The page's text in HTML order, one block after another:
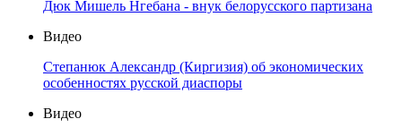
Дюк Мишель Нгебана - внук белорусского партизана
Видео
Степанюк Александр (Киргизия) об экономических
особенностях русской диаспоры
Видео